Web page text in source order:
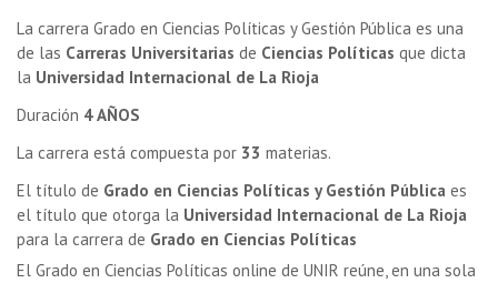
La carrera Grado en Ciencias Políticas y Gestión Pública es una
de las Carreras Universitarias de Ciencias Políticas que dicta
la Universidad Internacional de La Rioja
Duración 4 AÑOS
La carrera está compuesta por 33 materias.
El título de Grado en Ciencias Políticas y Gestión Pública es
el título que otorga la Universidad Internacional de La Rioja
para la carrera de Grado en Ciencias Políticas
El Grado en Ciencias Políticas online de UNIR reúne, en una sola